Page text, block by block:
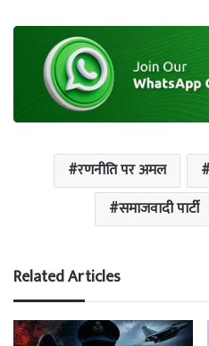
रणनीति पर अमल
समाजवादी पार्टी
Related Articles